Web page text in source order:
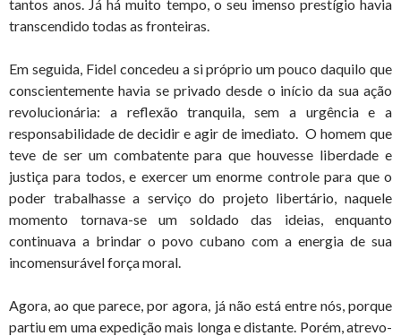
tantos anos. Já há muito tempo, o seu imenso prestígio havia
transcendido todas as fronteiras.
Em seguida, Fidel concedeu a si próprio um pouco daquilo que
conscientemente havia se privado desde o início da sua ação
revolucionária: a reflexão tranquila, sem a urgência e a
responsabilidade de decidir e agir de imediato. O homem que
teve de ser um combatente para que houvesse liberdade e
justiça para todos, e exercer um enorme controle para que o
poder trabalhasse a serviço do projeto libertário, naquele
momento tornava-se um soldado das ideias, enquanto
continuava a brindar o povo cubano com a energia de sua
incomensurável força moral.
Agora, ao que parece, por agora, já não está entre nós, porque
partiu em uma expedição mais longa e distante. Porém, atrevo-